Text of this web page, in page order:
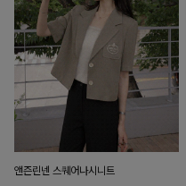
앤즌린넨 스퀘어나시니트